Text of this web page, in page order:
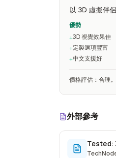
以 3D 虛擬伴
優勢
+3D 視覺效果佳
+定製選項豐富
+中文支援好
價格評估 ： 合理
外部參考
Tested: